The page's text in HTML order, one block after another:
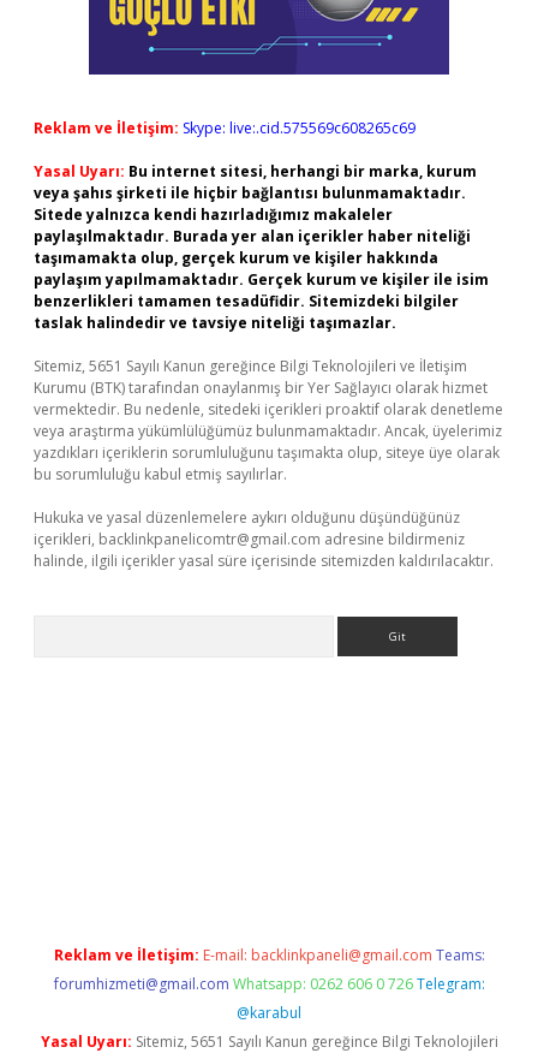
Reklam ve İletişim: Skype: live:.cid.575569c608265c69
Yasal Uyarı: Bu internet sitesi, herhangi bir marka, kurum
veya şahıs şirketi ile hiçbir bağlantısı bulunmamaktadır.
Sitede yalnızca kendi hazırladığımız makaleler
paylaşılmaktadır. Burada yer alan içerikler haber niteliği
taşımamakta olup, gerçek kurum ve kişiler hakkında
paylaşım yapılmamaktadır. Gerçek kurum ve kişiler ile isim
benzerlikleri tamamen tesadüfidir. Sitemizdeki bilgiler
taslak halindedir ve tavsiye niteliği taşımazlar.
Sitemiz, 5651 Sayılı Kanun gereğince Bilgi Teknolojileri ve İletişim
Kurumu (BTK) tarafından onaylanmış bir Yer Sağlayıcı olarak hizmet
vermektedir. Bu nedenle, sitedeki içerikleri proaktif olarak denetleme
veya araştırma yükümlülüğümüz bulunmamaktadır. Ancak, üyelerimiz
yazdıkları içeriklerin sorumluluğunu taşımakta olup, siteye üye olarak
bu sorumluluğu kabul etmiş sayılırlar.
Hukuka ve yasal düzenlemelere aykırı olduğunu düşündüğünüz
içerikleri, backlinkpanelicomtr@gmail.com adresine bildirmeniz
halinde, ilgili içerikler yasal süre içerisinde sitemizden kaldırılacaktır.
Reklam ve İletişim: E-mail: backlinkpaneli@gmail.com Teams:
forumhizmeti@gmail.com Whatsapp: 0262 606 0 726 Telegram:
@karabul
Yasal Uyarı: Sitemiz, 5651 Sayılı Kanun gereğince Bilgi Teknolojileri